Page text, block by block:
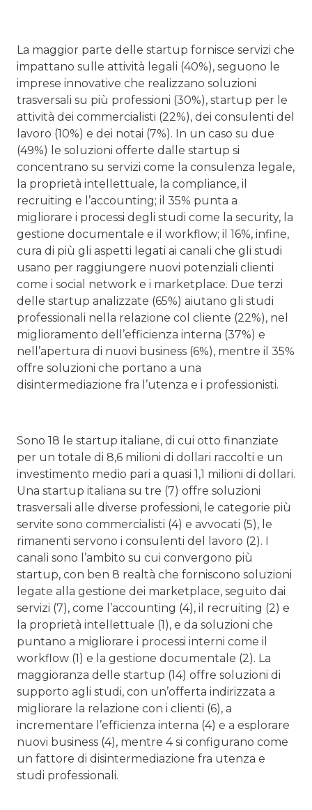
La maggior parte delle startup fornisce servizi che
impattano sulle attività legali (40%), seguono le
imprese innovative che realizzano soluzioni
trasversali su più professioni (30%), startup per le
attività dei commercialisti (22%), dei consulenti del
lavoro (10%) e dei notai (7%). In un caso su due
(49%) le soluzioni offerte dalle startup si
concentrano su servizi come la consulenza legale,
la proprietà intellettuale, la compliance, il
recruiting e l’accounting; il 35% punta a
migliorare i processi degli studi come la security, la
gestione documentale e il workflow; il 16%, infine,
cura di più gli aspetti legati ai canali che gli studi
usano per raggiungere nuovi potenziali clienti
come i social network e i marketplace. Due terzi
delle startup analizzate (65%) aiutano gli studi
professionali nella relazione col cliente (22%), nel
miglioramento dell’efficienza interna (37%) e
nell’apertura di nuovi business (6%), mentre il 35%
offre soluzioni che portano a una
disintermediazione fra l’utenza e i professionisti.
Sono 18 le startup italiane, di cui otto finanziate
per un totale di 8,6 milioni di dollari raccolti e un
investimento medio pari a quasi 1,1 milioni di dollari.
Una startup italiana su tre (7) offre soluzioni
trasversali alle diverse professioni, le categorie più
servite sono commercialisti (4) e avvocati (5), le
rimanenti servono i consulenti del lavoro (2). I
canali sono l’ambito su cui convergono più
startup, con ben 8 realtà che forniscono soluzioni
legate alla gestione dei marketplace, seguito dai
servizi (7), come l’accounting (4), il recruiting (2) e
la proprietà intellettuale (1), e da soluzioni che
puntano a migliorare i processi interni come il
workflow (1) e la gestione documentale (2). La
maggioranza delle startup (14) offre soluzioni di
supporto agli studi, con un’offerta indirizzata a
migliorare la relazione con i clienti (6), a
incrementare l’efficienza interna (4) e a esplorare
nuovi business (4), mentre 4 si configurano come
un fattore di disintermediazione fra utenza e
studi professionali.